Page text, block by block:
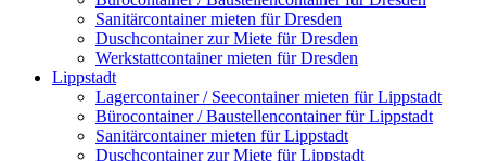
Sanitärcontainer mieten für Dresden
Duschcontainer zur Miete für Dresden
Werkstattcontainer mieten für Dresden
Lippstadt
Lagercontainer / Seecontainer mieten für Lippstadt
Bürocontainer / Baustellencontainer für Lippstadt
Sanitärcontainer mieten für Lippstadt
Duschcontainer zur Miete für Lippstadt